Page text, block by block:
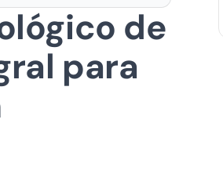
de
para